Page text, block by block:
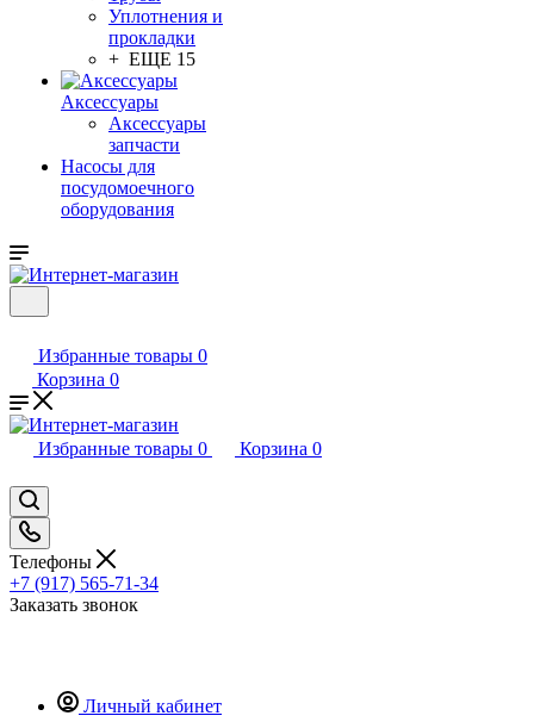
Уплотнения и
прокладки
+ ЕЩЕ 15
Аксессуары
Аксессуары
запчасти
Насосы для
посудомоечного
оборудования
Избранные товары 0
Корзина 0
Избранные товары 0 Корзина 0
Телефоны
+7 (917) 565-71-34
Заказать звонок
Личный кабинет